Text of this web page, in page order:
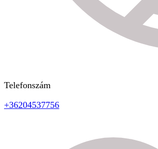
Telefonszám
+36204537756